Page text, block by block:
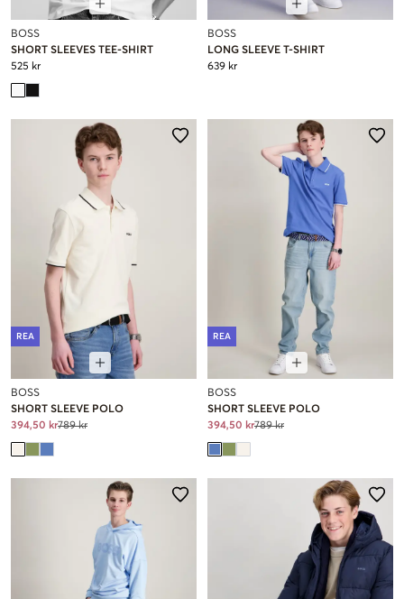
BOSS
SHORT SLEEVES TEE-SHIRT
525 kr
BOSS
LONG SLEEVE T-SHIRT
639 kr
REA
BOSS
SHORT SLEEVE POLO
394,50 kr789 kr
REA
BOSS
SHORT SLEEVE POLO
394,50 kr789 kr